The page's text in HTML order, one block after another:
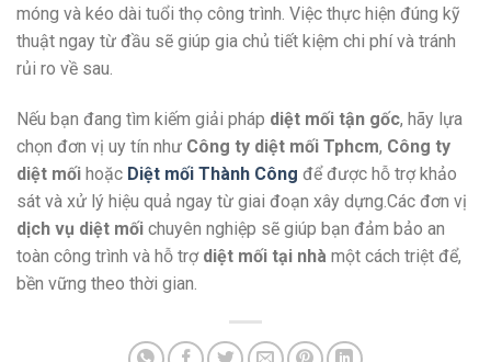
móng và kéo dài tuổi thọ công trình. Việc thực hiện đúng kỹ
thuật ngay từ đầu sẽ giúp gia chủ tiết kiệm chi phí và tránh
rủi ro về sau.
Nếu bạn đang tìm kiếm giải pháp diệt mối tận gốc, hãy lựa
chọn đơn vị uy tín như Công ty diệt mối Tphcm, Công ty
diệt mối hoặc Diệt mối Thành Công để được hỗ trợ khảo
sát và xử lý hiệu quả ngay từ giai đoạn xây dựng.Các đơn vị
dịch vụ diệt mối chuyên nghiệp sẽ giúp bạn đảm bảo an
toàn công trình và hỗ trợ diệt mối tại nhà một cách triệt để,
bền vững theo thời gian.